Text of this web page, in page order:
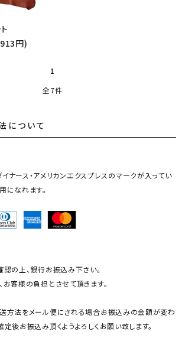
円)
1
全7件
close
について
イナース・アメリカンエクスプレスのマークが入ってい
になれます。
認の上、銀行お振込み下さい。
お客様の負担とさせて頂きます。
方法をメール便にされる場合お振込みの金額が変わ
定後お振込み頂くようよろしくお願い致します。